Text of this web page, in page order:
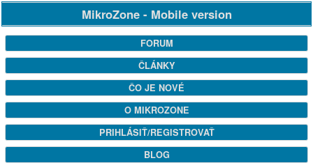
MikroZone - Mobile version
FORUM
ČLÁNKY
ČO JE NOVÉ
O MIKROZONE
PRIHLÁSIŤ/REGISTROVAŤ
BLOG